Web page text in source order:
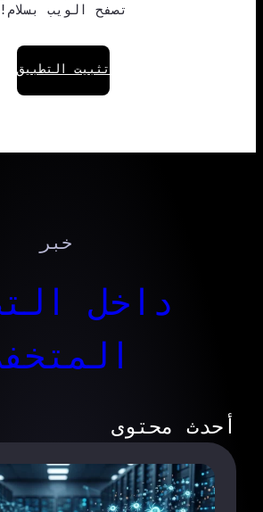
تصفح الويب بسلام!
تثبيت التطبيق
خبر
داخل
أحدث محتوى